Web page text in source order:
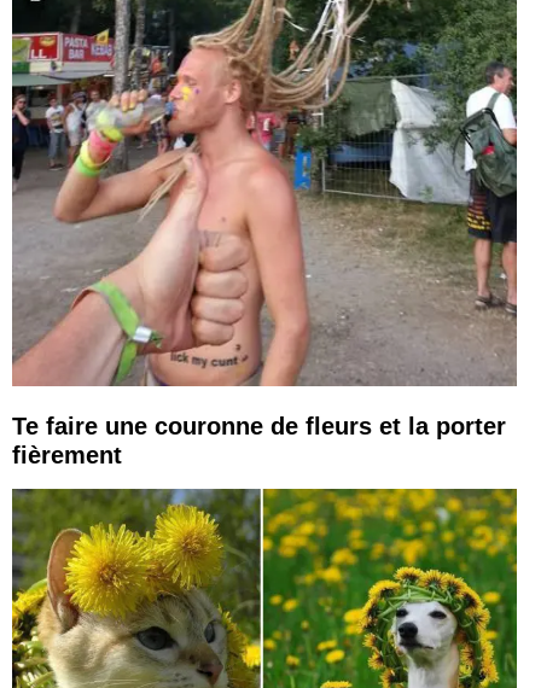
Te faire une couronne de fleurs et la porter
fièrement